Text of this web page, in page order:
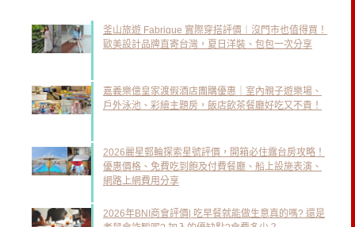
釜山旅遊 Fabrique 實際穿搭評價｜沒門市也值得買！
歐美設計品牌直寄台灣，夏日洋裝、包包一次分享
嘉義樂億皇家渡假酒店團購優惠｜室內親子遊樂場、
戶外泳池、彩繪主題房，飯店飲茶餐廳好吃又不貴！
2026麗星郵輪探索星號評價，開箱必住露台房攻略！
優惠價格、免費吃到飽及付費餐廳、船上設施表演、
網路上網費用分享
2026年BNI商會評價| 吃早餐就能做生意真的嗎? 還是